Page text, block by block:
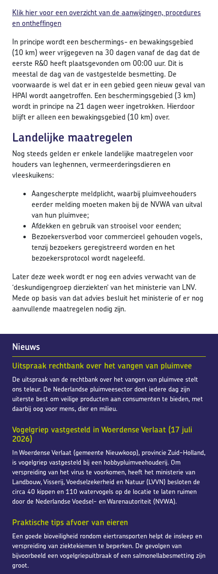
Nieuws
Uitspraak rechtbank over het vangen van pluimvee
De uitspraak van de rechtbank over het vangen van pluimvee stelt
ons teleur. De Nederlandse pluimveesector doet iedere dag zijn
uiterste best om veilige producten aan consumenten te bieden, met
daarbij oog voor mens, dier en milieu.
Vogelgriep vastgesteld in Woerdense Verlaat (17 juli
2026)
In Woerdense Verlaat (gemeente Nieuwkoop), provincie Zuid-Holland,
is vogelgriep vastgesteld bij een hobbypluimveehouderij. Om
verspreiding van het virus te voorkomen, heeft het ministerie van
Landbouw, Visserij, Voedselzekerheid en Natuur (LVVN) besloten de
circa 40 kippen en 110 watervogels op de locatie te laten ruimen
door de Nederlandse Voedsel- en Warenautoriteit (NVWA).
Praktische tips afvoer van eieren
Een goede bioveiligheid rondom eiertransporten helpt de insleep en
verspreiding van ziektekiemen te beperken. De gevolgen van
bijvoorbeeld een vogelgriepuitbraak of een salmonellabesmetting zijn
groot.
Klik hier voor een overzicht van de aanwijzingen, procedures
en ontheffingen
In principe wordt een beschermings- en bewakingsgebied
(10 km) weer vrijgegeven na 30 dagen vanaf de dag dat de
eerste R&O heeft plaatsgevonden om 00:00 uur. Dit is
meestal de dag van de vastgestelde besmetting. De
voorwaarde is wel dat er in een gebied geen nieuw geval van
HPAI wordt aangetroffen. Een beschermingsgebied (3 km)
wordt in principe na 21 dagen weer ingetrokken. Hierdoor
blijft er alleen een bewakingsgebied (10 km) over.
Landelijke maatregelen
Nog steeds gelden er enkele landelijke maatregelen voor
houders van leghennen, vermeerderingsdieren en
vleeskuikens:
Aangescherpte meldplicht, waarbij pluimveehouders
eerder melding moeten maken bij de NVWA van uitval
van hun pluimvee;
Afdekken en gebruik van strooisel voor eenden;
Bezoekersverbod voor commercieel gehouden vogels,
tenzij bezoekers geregistreerd worden en het
bezoekersprotocol wordt nageleefd.
Later deze week wordt er nog een advies verwacht van de
‘deskundigengroep dierziekten’ van het ministerie van LNV.
Mede op basis van dat advies besluit het ministerie of er nog
aanvullende maatregelen nodig zijn.